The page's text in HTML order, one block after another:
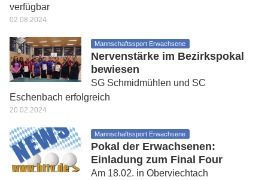
verfügbar
02.08.2024
Mannschaftssport Erwachsene
Nervenstärke im Bezirkspokal
bewiesen
SG Schmidmühlen und SC
Eschenbach erfolgreich
20.02.2024
Mannschaftssport Erwachsene
Pokal der Erwachsenen:
Einladung zum Final Four
Am 18.02. in Oberviechtach